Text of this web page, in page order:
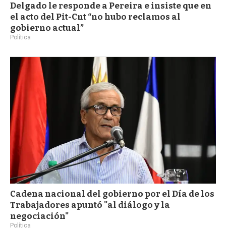
Delgado le responde a Pereira e insiste que en
el acto del Pit-Cnt “no hubo reclamos al
gobierno actual”
Política
Cadena nacional del gobierno por el Día de los
Trabajadores apuntó "al diálogo y la
negociación"
Política